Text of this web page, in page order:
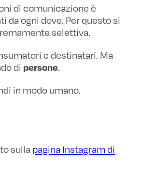
di comunicazione è
da ogni dove. Per questo si
selettiva.
e destinatari. Ma
di persone.
in modo umano.
sulla pagina Instagram di